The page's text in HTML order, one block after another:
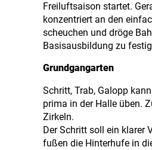
Freiluftsaison startet.
konzentriert an den
scheuchen und dröge
Basisausbildung zu
Grundgangarten
Schritt, Trab, Galopp
prima in der Halle üben.
Zirkeln.
Der Schritt soll ein klarer
fußen die Hinterhufe in